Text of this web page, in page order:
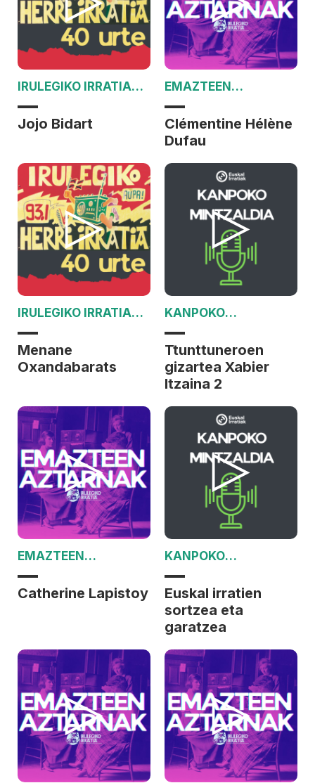
IRULEGIKO IRRATIAK
40 URTE
Jojo Bidart
EMAZTEEN
AZTARNAK
Clémentine Hélène
Dufau
IRULEGIKO IRRATIAK
40 URTE
Menane
Oxandabarats
KANPOKO
MINTZALDIA
Ttunttuneroen
gizartea Xabier
Itzaina 2
EMAZTEEN
AZTARNAK
Catherine Lapistoy
KANPOKO
MINTZALDIA
Euskal irratien
sortzea eta
garatzea